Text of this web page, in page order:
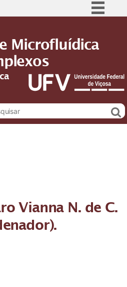
Comunica BR
Acesso à informação
Legislação
Canais
Microfluídica
Vianna N. de C.